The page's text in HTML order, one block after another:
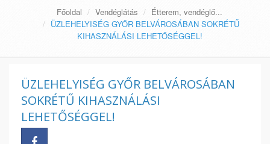
Főoldal Vendéglátás
Étterem, vendéglő...
ÜZLEHELYISÉG GYŐR BELVÁROSÁBAN SOKRÉTŰ
KIHASZNÁLÁSI LEHETŐSÉGGEL!
ÜZLEHELYISÉG GYŐR BELVÁROSÁBAN
SOKRÉTŰ KIHASZNÁLÁSI
LEHETŐSÉGGEL!